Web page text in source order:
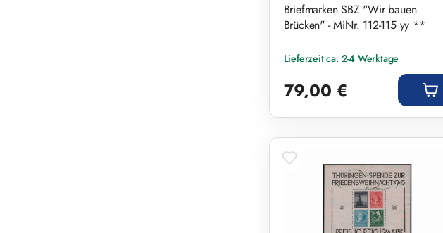
Briefmarken SBZ "Wir bauen
Brücken" - MiNr. 112-115 yy **
Lieferzeit ca. 2-4 Werktage
79,00 €